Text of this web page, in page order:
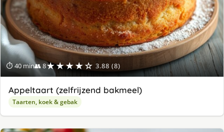
⏱ 40 min👥 8★★★★☆ 3.88 (8)
Appeltaart (zelfrijzend bakmeel)
Taarten, koek & gebak